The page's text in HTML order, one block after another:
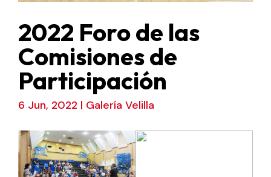
2022 Foro de las
Comisiones de
Participación
6 Jun, 2022 | Galería Velilla